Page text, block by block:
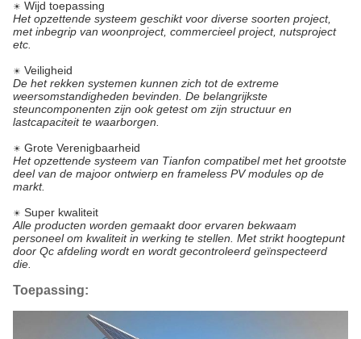
☀ Wijd toepassing
Het opzettende systeem geschikt voor diverse soorten project,
met inbegrip van woonproject, commercieel project, nutsproject
etc.
☀ Veiligheid
De het rekken systemen kunnen zich tot de extreme
weersomstandigheden bevinden. De belangrijkste
steuncomponenten zijn ook getest om zijn structuur en
lastcapaciteit te waarborgen.
☀ Grote Verenigbaarheid
Het opzettende systeem van Tianfon compatibel met het grootste
deel van de majoor ontwierp en frameless PV modules op de
markt.
☀ Super kwaliteit
Alle producten worden gemaakt door ervaren bekwaam
personeel om kwaliteit in werking te stellen. Met strikt hoogtepunt
door Qc afdeling wordt en wordt gecontroleerd geïnspecteerd
die.
Toepassing: